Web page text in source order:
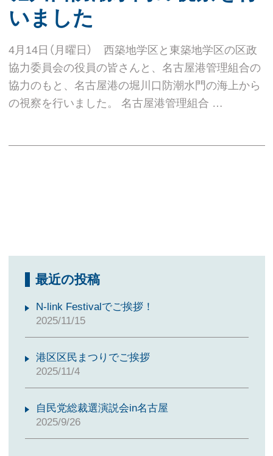
いました
4月14日（月曜日） 西築地学区と東築地学区の区政
協力委員会の役員の皆さんと、名古屋港管理組合の
協力のもと、名古屋港の堀川口防潮水門の海上から
の視察を行いました。 名古屋港管理組合 …
最近の投稿
N-link Festivalでご挨拶！
2025/11/15
港区区民まつりでご挨拶
2025/11/4
自民党総裁選演説会in名古屋
2025/9/26